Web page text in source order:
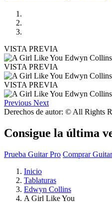
VISTA PREVIA
VISTA PREVIA
VISTA PREVIA
Previous Next
Derechos de autor: © All Rights
Consigue la última
Prueba Guitar Pro Comprar
Inicio
Tablaturas
Edwyn Collins
A Girl Like You